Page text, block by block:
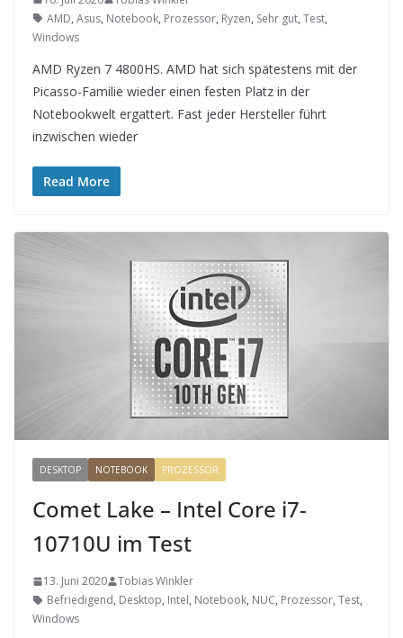
AMD, Asus, Notebook, Prozessor, Ryzen, Sehr gut, Test,
Windows
AMD Ryzen 7 4800HS. AMD hat sich spätestens mit der
Picasso-Familie wieder einen festen Platz in der
Notebookwelt ergattert. Fast jeder Hersteller führt
inzwischen wieder
Read More
DESKTOP NOTEBOOK PROZESSOR
Comet Lake – Intel Core i7-
10710U im Test
13. Juni 2020
Tobias Winkler
Befriedigend, Desktop, Intel, Notebook, NUC, Prozessor, Test,
Windows